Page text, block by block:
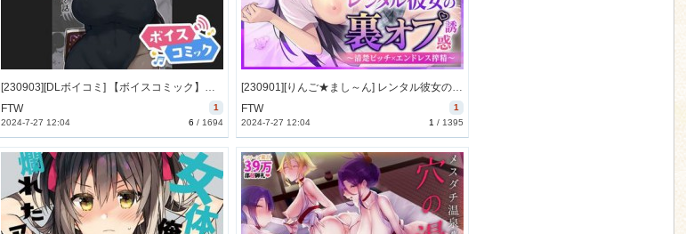
[230903][DLボイコミ] 【ボイスコミック】パーティに雇った魔法使いに無責任種付けする話 [9M] [RJ01093907]
1
FTW
6 / 1694
2024-7-27 12:04
[230901][りんご★まし～ん] レンタル彼女の裏オプ誘惑～清楚ビッチ×エンドレス搾精～【アニメ版】 [1607M] [RJ01089102]
1
FTW
1 / 1395
2024-7-27 12:04